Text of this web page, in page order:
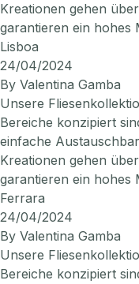
Kreationen gehen
garantieren ein hohes
Lisboa
24/04/2024
By Valentina Gamba
Unsere
Bereiche konzipiert
einfache
Kreationen gehen
garantieren ein hohes
Ferrara
24/04/2024
By Valentina Gamba
Unsere
Bereiche konzipiert